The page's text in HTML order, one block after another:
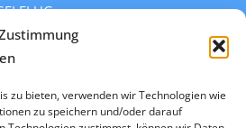
zu bieten, verwenden wir Technologien wie
zu speichern und/oder darauf